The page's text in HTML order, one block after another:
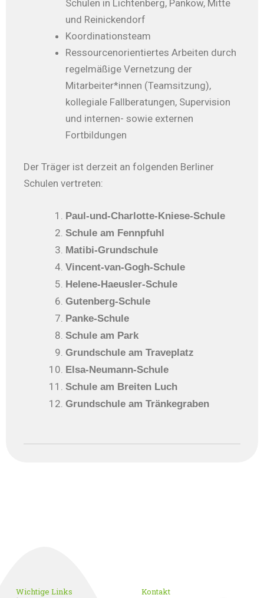
Schulen in Lichtenberg, Pankow, Mitte
und Reinickendorf
Koordinationsteam
Ressourcenorientiertes Arbeiten durch
regelmäßige Vernetzung der
Mitarbeiter*innen (Teamsitzung),
kollegiale Fallberatungen, Supervision
und internen- sowie externen
Fortbildungen
Der Träger ist derzeit an folgenden Berliner
Schulen vertreten:
Paul-und-Charlotte-Kniese-Schule
Schule am Fennpfuhl
Matibi-Grundschule
Vincent-van-Gogh-Schule
Helene-Haeusler-Schule
Gutenberg-Schule
Panke-Schule
Schule am Park
Grundschule am Traveplatz
Elsa-Neumann-Schule
Schule am Breiten Luch
Grundschule am Tränkegraben
Wichtige Links Kontakt